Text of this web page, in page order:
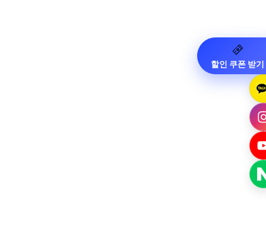
할인 쿠폰 받기